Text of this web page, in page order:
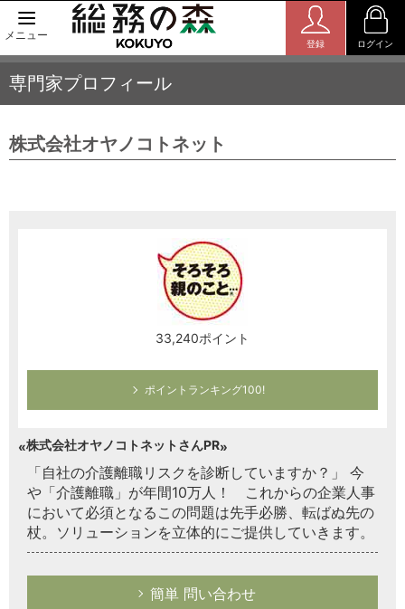
メニュー
登録 ログイン
専門家プロフィール
株式会社オヤノコトネット
33,240ポイント
ポイントランキング100!
株式会社オヤノコトネットさんPR
「自社の介護離職リスクを診断していますか？」 今
や「介護離職」が年間10万人！ これからの企業人事
において必須となるこの問題は先手必勝、転ばぬ先の
杖。ソリューションを立体的にご提供していきます。
簡単 問い合わせ